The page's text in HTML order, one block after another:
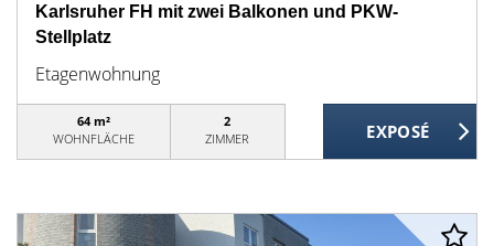
Karlsruher FH mit zwei Balkonen und PKW-
Stellplatz
Etagenwohnung
64 m²
WOHNFLÄCHE
2
ZIMMER